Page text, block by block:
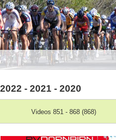
- 2021 - 2020
Videos 851 - 868 (868)